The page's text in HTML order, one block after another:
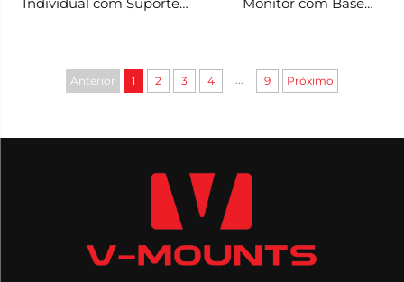
32 polegadas V-MOUNTS
Tela de 15–27" V-MOUNTS
Anterior 1 2 3 4 ... 9 Próximo